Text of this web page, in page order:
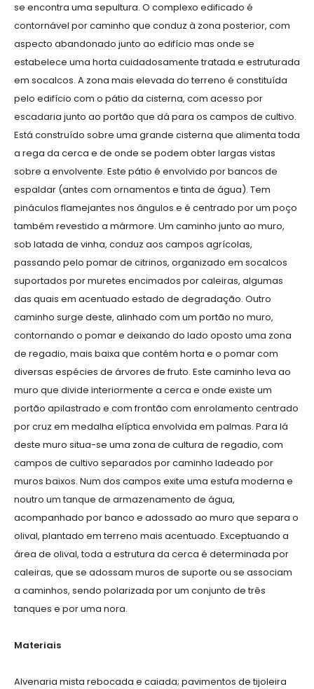
se encontra uma sepultura. O complexo edificado é
contornável por caminho que conduz à zona posterior, com
aspecto abandonado junto ao edifício mas onde se
estabelece uma horta cuidadosamente tratada e estruturada
em socalcos. A zona mais elevada do terreno é constituída
pelo edifício com o pátio da cisterna, com acesso por
escadaria junto ao portão que dá para os campos de cultivo.
Está construído sobre uma grande cisterna que alimenta toda
a rega da cerca e de onde se podem obter largas vistas
sobre a envolvente. Este pátio é envolvido por bancos de
espaldar (antes com ornamentos e tinta de água). Tem
pináculos flamejantes nos ângulos e é centrado por um poço
também revestido a mármore. Um caminho junto ao muro,
sob latada de vinha, conduz aos campos agrícolas,
passando pelo pomar de citrinos, organizado em socalcos
suportados por muretes encimados por caleiras, algumas
das quais em acentuado estado de degradação. Outro
caminho surge deste, alinhado com um portão no muro,
contornando o pomar e deixando do lado oposto uma zona
de regadio, mais baixa que contém horta e o pomar com
diversas espécies de árvores de fruto. Este caminho leva ao
muro que divide interiormente a cerca e onde existe um
portão apilastrado e com frontão com enrolamento centrado
por cruz em medalha elíptica envolvida em palmas. Para lá
deste muro situa-se uma zona de cultura de regadio, com
campos de cultivo separados por caminho ladeado por
muros baixos. Num dos campos exite uma estufa moderna e
noutro um tanque de armazenamento de água,
acompanhado por banco e adossado ao muro que separa o
olival, plantado em terreno mais acentuado. Exceptuando a
área de olival, toda a estrutura da cerca é determinada por
caleiras, que se adossam muros de suporte ou se associam
a caminhos, sendo polarizada por um conjunto de três
tanques e por uma nora.
Materiais
Alvenaria mista rebocada e caiada; pavimentos de tijoleira